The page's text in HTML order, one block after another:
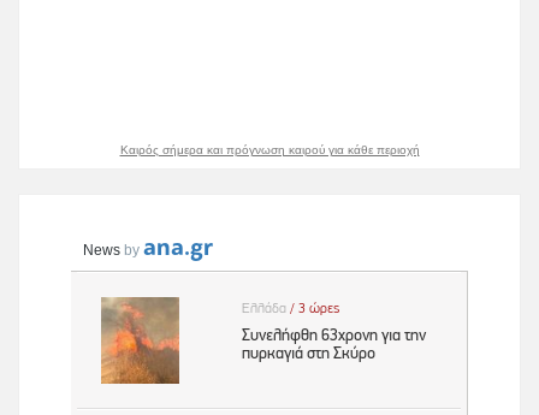
Καιρός σήμερα και πρόγνωση καιρού για κάθε περιοχή